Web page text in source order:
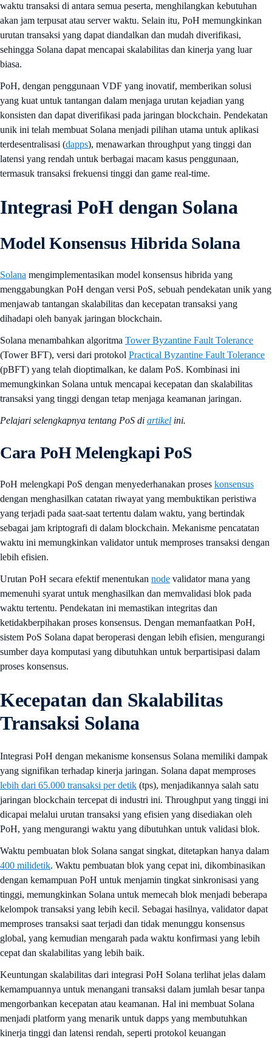
waktu transaksi di antara semua peserta, menghilangkan kebutuhan
akan jam terpusat atau server waktu. Selain itu, PoH memungkinkan
urutan transaksi yang dapat diandalkan dan mudah diverifikasi,
sehingga Solana dapat mencapai skalabilitas dan kinerja yang luar
biasa.
PoH, dengan penggunaan VDF yang inovatif, memberikan solusi
yang kuat untuk tantangan dalam menjaga urutan kejadian yang
konsisten dan dapat diverifikasi pada jaringan blockchain. Pendekatan
unik ini telah membuat Solana menjadi pilihan utama untuk aplikasi
terdesentralisasi (dapps), menawarkan throughput yang tinggi dan
latensi yang rendah untuk berbagai macam kasus penggunaan,
termasuk transaksi frekuensi tinggi dan game real-time.
Integrasi PoH dengan Solana
Model Konsensus Hibrida Solana
Solana mengimplementasikan model konsensus hibrida yang
menggabungkan PoH dengan versi PoS, sebuah pendekatan unik yang
menjawab tantangan skalabilitas dan kecepatan transaksi yang
dihadapi oleh banyak jaringan blockchain.
Solana menambahkan algoritma Tower Byzantine Fault Tolerance
(Tower BFT), versi dari protokol Practical Byzantine Fault Tolerance
(pBFT) yang telah dioptimalkan, ke dalam PoS. Kombinasi ini
memungkinkan Solana untuk mencapai kecepatan dan skalabilitas
transaksi yang tinggi dengan tetap menjaga keamanan jaringan.
Pelajari selengkapnya tentang PoS di artikel ini.
Cara PoH Melengkapi PoS
PoH melengkapi PoS dengan menyederhanakan proses konsensus
dengan menghasilkan catatan riwayat yang membuktikan peristiwa
yang terjadi pada saat-saat tertentu dalam waktu, yang bertindak
sebagai jam kriptografi di dalam blockchain. Mekanisme pencatatan
waktu ini memungkinkan validator untuk memproses transaksi dengan
lebih efisien.
Urutan PoH secara efektif menentukan node validator mana yang
memenuhi syarat untuk menghasilkan dan memvalidasi blok pada
waktu tertentu. Pendekatan ini memastikan integritas dan
ketidakberpihakan proses konsensus. Dengan memanfaatkan PoH,
sistem PoS Solana dapat beroperasi dengan lebih efisien, mengurangi
sumber daya komputasi yang dibutuhkan untuk berpartisipasi dalam
proses konsensus.
Kecepatan dan Skalabilitas
Transaksi Solana
Integrasi PoH dengan mekanisme konsensus Solana memiliki dampak
yang signifikan terhadap kinerja jaringan. Solana dapat memproses
lebih dari 65.000 transaksi per detik (tps), menjadikannya salah satu
jaringan blockchain tercepat di industri ini. Throughput yang tinggi ini
dicapai melalui urutan transaksi yang efisien yang disediakan oleh
PoH, yang mengurangi waktu yang dibutuhkan untuk validasi blok.
Waktu pembuatan blok Solana sangat singkat, ditetapkan hanya dalam
400 milidetik. Waktu pembuatan blok yang cepat ini, dikombinasikan
dengan kemampuan PoH untuk menjamin tingkat sinkronisasi yang
tinggi, memungkinkan Solana untuk memecah blok menjadi beberapa
kelompok transaksi yang lebih kecil. Sebagai hasilnya, validator dapat
memproses transaksi saat terjadi dan tidak menunggu konsensus
global, yang kemudian mengarah pada waktu konfirmasi yang lebih
cepat dan skalabilitas yang lebih baik.
Keuntungan skalabilitas dari integrasi PoH Solana terlihat jelas dalam
kemampuannya untuk menangani transaksi dalam jumlah besar tanpa
mengorbankan kecepatan atau keamanan. Hal ini membuat Solana
menjadi platform yang menarik untuk dapps yang membutuhkan
kinerja tinggi dan latensi rendah, seperti protokol keuangan